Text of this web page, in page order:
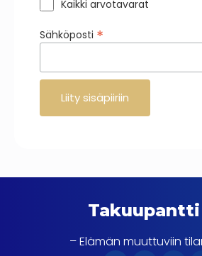
Kaikki arvotavarat
Sähköposti *
Takuupantti
– Elämän muuttuviin